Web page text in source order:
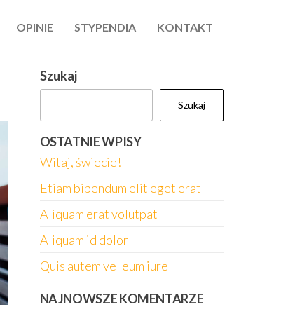
OPINIE STYPENDIA KONTAKT
Szukaj
Szukaj
OSTATNIE WPISY
Witaj, świecie!
Etiam bibendum elit eget erat
Aliquam erat volutpat
Aliquam id dolor
Quis autem vel eum iure
NAJNOWSZE KOMENTARZE